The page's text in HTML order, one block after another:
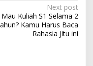
Next post
Mau Kuliah S1 Selama 2
Kamu Harus Baca
Rahasia Jitu ini